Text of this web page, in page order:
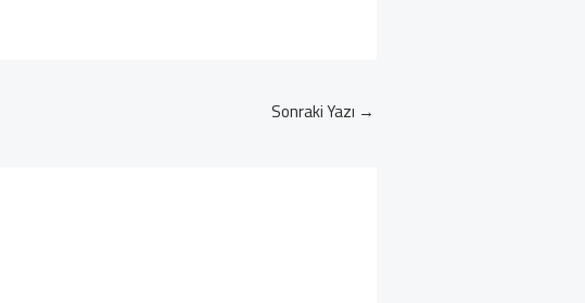
Sonraki Yazı →